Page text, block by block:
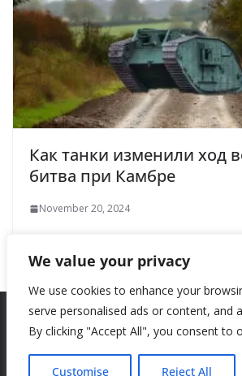
We value your privacy
We use cookies to enhance your
serve personalised ads or content, and
By clicking "Accept All", you consent to
Customise Reject All
Как танки изменили ход
битва при Камбре
November 20, 2024
Theme:ColorMag by ThemeGrill.